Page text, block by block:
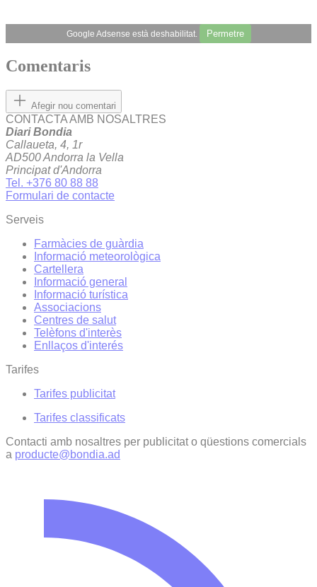
Google Adsense està deshabilitat. Permetre
Comentaris
Afegir nou comentari
CONTACTA AMB NOSALTRES
Diari Bondia
Callaueta, 4, 1r
AD500 Andorra la Vella
Principat d'Andorra
Tel. +376 80 88 88
Formulari de contacte
Serveis
Farmàcies de guàrdia
Informació meteorològica
Cartellera
Informació general
Informació turística
Associacions
Centres de salut
Telèfons d'interès
Enllaços d'interés
Tarifes
Tarifes publicitat
Tarifes classificats
Contacti amb nosaltres per publicitat o qüestions comercials
a producte@bondia.ad